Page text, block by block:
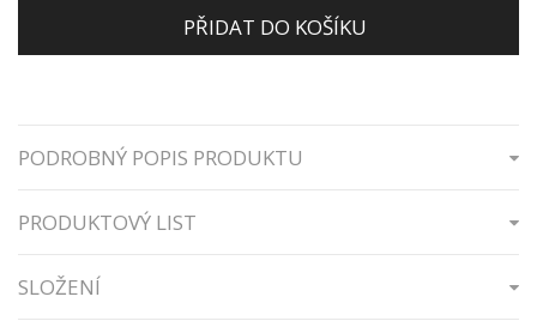
PŘIDAT DO KOŠÍKU
PODROBNÝ POPIS PRODUKTU
PRODUKTOVÝ LIST
SLOŽENÍ